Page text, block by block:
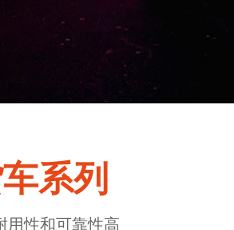
系列
用性和可靠性高